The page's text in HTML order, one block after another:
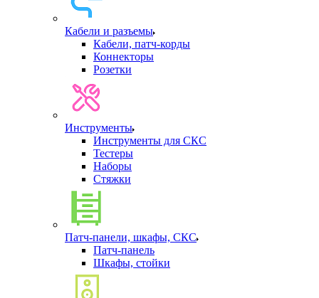
Кабели и разъемы
Кабели, патч-корды
Коннекторы
Розетки
Инструменты
Инструменты для СКС
Тестеры
Наборы
Стяжки
Патч-панели, шкафы, СКС
Патч-панель
Шкафы, стойки